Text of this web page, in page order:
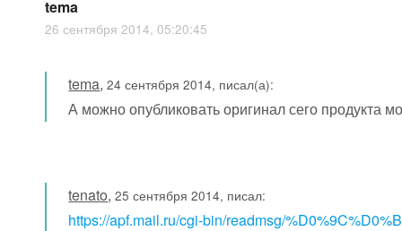
tema
26 сентября 2014, 05:20:45
tema,24 сентября 2014, писал(а):
А можно опубликовать оригинал сего продукта
tenato,25 сентября 2014, писал:
https://apf.mail.ru/cgi-bin/readmsg/